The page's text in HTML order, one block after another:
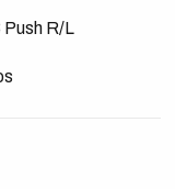
Push R/L